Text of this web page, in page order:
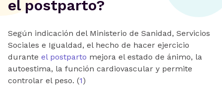
el postparto?
Según indicación del Ministerio de Sanidad, Servicios
Sociales e Igualdad, el hecho de hacer ejercicio
durante el postparto mejora el estado de ánimo, la
autoestima, la función cardiovascular y permite
controlar el peso. (1)